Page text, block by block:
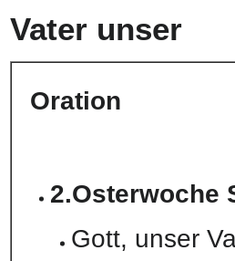
Vater unser
Oration
2.Osterwoche
Gott, unser